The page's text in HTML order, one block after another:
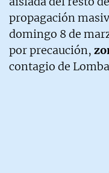
propagación
domingo 8 de
por precaución,
contagio de